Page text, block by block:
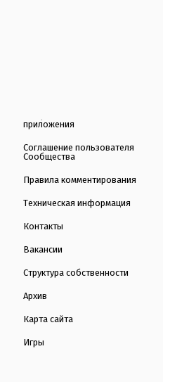
приложения
Соглашение пользователя
Сообщества
Правила комментирования
Техническая информация
Контакты
Вакансии
Структура собственности
Архив
Карта сайта
Игры